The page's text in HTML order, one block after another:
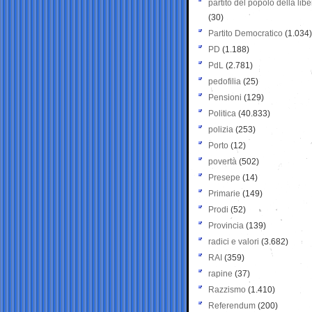
partito del popolo della
(30)
Partito Democratico (1.034)
PD (1.188)
PdL (2.781)
pedofilia (25)
Pensioni (129)
Politica (40.833)
polizia (253)
Porto (12)
povertà (502)
Presepe (14)
Primarie (149)
Prodi (52)
Provincia (139)
radici e valori (3.682)
RAI (359)
rapine (37)
Razzismo (1.410)
Referendum (200)